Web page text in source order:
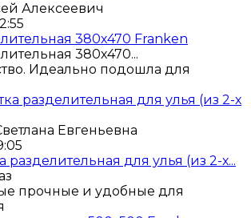
Алексеевич
380х470 Franken
380х470...
Идеально подошла для
Евгеньевна
разделительная для улья (из 2-х...
прочные и удобные для